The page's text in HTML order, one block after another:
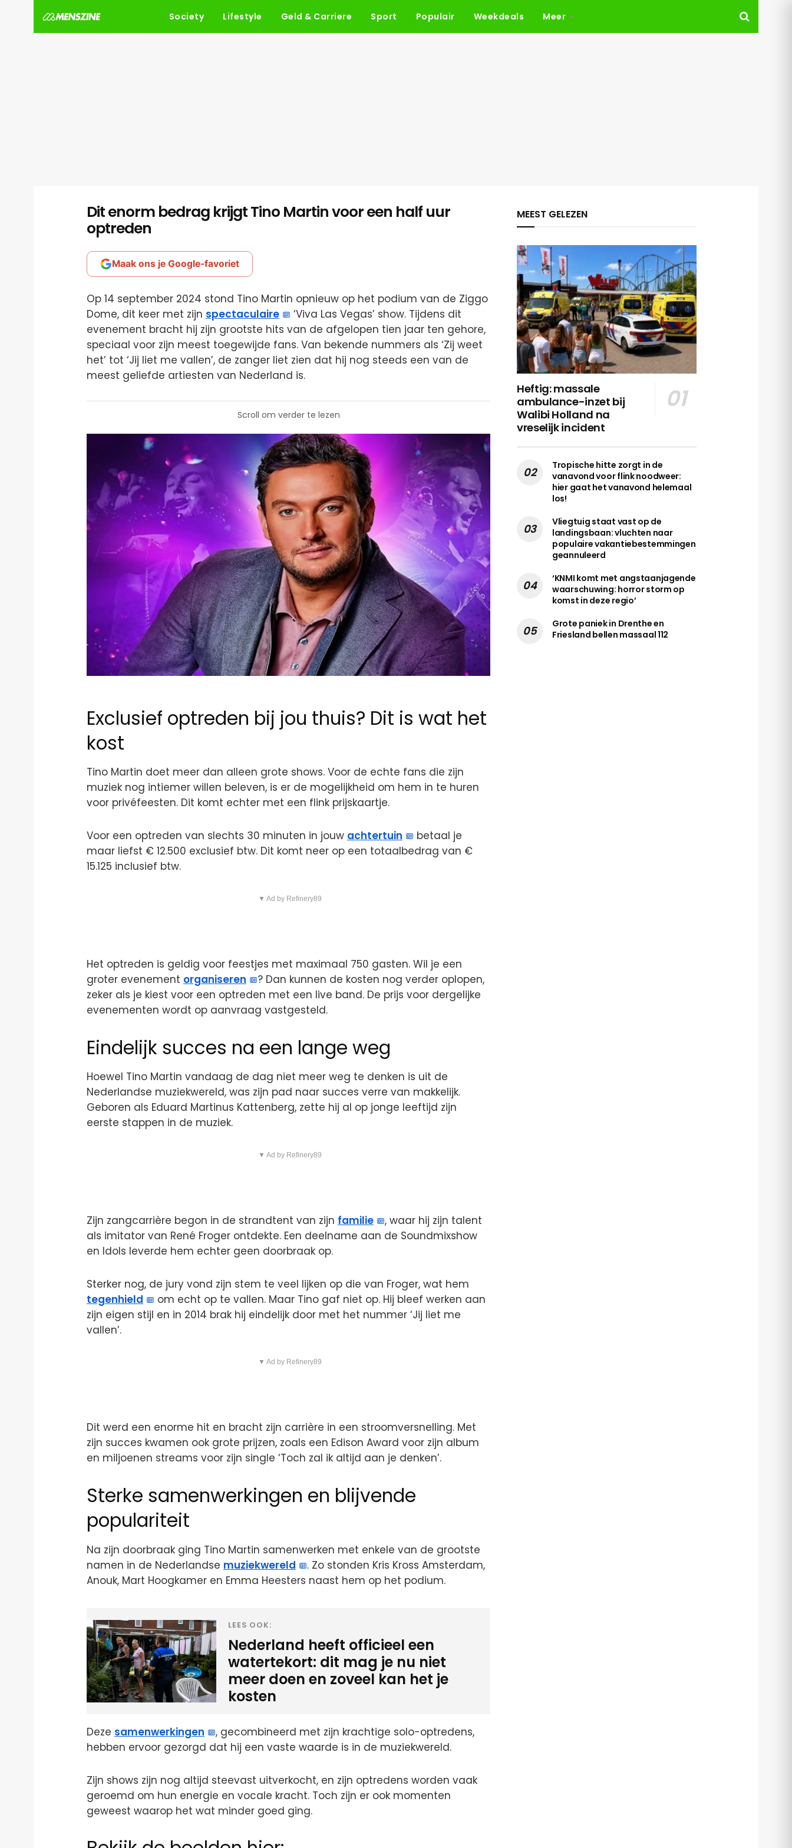
Society Lifestyle Geld & Carriere Sport Populair Weekdeals Meer
Dit enorm bedrag krijgt Tino Martin voor een half uur
optreden
Maak ons je Google-favoriet
Op 14 september 2024 stond Tino Martin opnieuw op het podium van de Ziggo
Dome, dit keer met zijn spectaculaire
‘Viva Las Vegas’ show. Tijdens dit
evenement bracht hij zijn grootste hits van de afgelopen tien jaar ten gehore,
speciaal voor zijn meest toegewijde fans. Van bekende nummers als ‘Zij weet
het’ tot ‘Jij liet me vallen’, de zanger liet zien dat hij nog steeds een van de
meest geliefde artiesten van Nederland is.
Scroll om verder te lezen
Exclusief optreden bij jou thuis? Dit is wat het
kost
Tino Martin doet meer dan alleen grote shows. Voor de echte fans die zijn
muziek nog intiemer willen beleven, is er de mogelijkheid om hem in te huren
voor privéfeesten. Dit komt echter met een flink prijskaartje.
Voor een optreden van slechts 30 minuten in jouw achtertuin
betaal je
maar liefst € 12.500 exclusief btw. Dit komt neer op een totaalbedrag van €
15.125 inclusief btw.
▼ Ad by Refinery89
Het optreden is geldig voor feestjes met maximaal 750 gasten. Wil je een
groter evenement organiseren
? Dan kunnen de kosten nog verder oplopen,
zeker als je kiest voor een optreden met een live band. De prijs voor dergelijke
evenementen wordt op aanvraag vastgesteld.
Eindelijk succes na een lange weg
Hoewel Tino Martin vandaag de dag niet meer weg te denken is uit de
Nederlandse muziekwereld, was zijn pad naar succes verre van makkelijk.
Geboren als Eduard Martinus Kattenberg, zette hij al op jonge leeftijd zijn
eerste stappen in de muziek.
▼ Ad by Refinery89
Zijn zangcarrière begon in de strandtent van zijn familie
, waar hij zijn talent
als imitator van René Froger ontdekte. Een deelname aan de Soundmixshow
en Idols leverde hem echter geen doorbraak op.
Sterker nog, de jury vond zijn stem te veel lijken op die van Froger, wat hem
tegenhield
om echt op te vallen. Maar Tino gaf niet op. Hij bleef werken aan
zijn eigen stijl en in 2014 brak hij eindelijk door met het nummer ‘Jij liet me
vallen’.
▼ Ad by Refinery89
Dit werd een enorme hit en bracht zijn carrière in een stroomversnelling. Met
zijn succes kwamen ook grote prijzen, zoals een Edison Award voor zijn album
en miljoenen streams voor zijn single ‘Toch zal ik altijd aan je denken’.
Sterke samenwerkingen en blijvende
populariteit
Na zijn doorbraak ging Tino Martin samenwerken met enkele van de grootste
namen in de Nederlandse muziekwereld
. Zo stonden Kris Kross Amsterdam,
Anouk, Mart Hoogkamer en Emma Heesters naast hem op het podium.
LEES OOK:
Nederland heeft officieel een
watertekort: dit mag je nu niet
meer doen en zoveel kan het je
kosten
Deze samenwerkingen
, gecombineerd met zijn krachtige solo-optredens,
hebben ervoor gezorgd dat hij een vaste waarde is in de muziekwereld.
Zijn shows zijn nog altijd steevast uitverkocht, en zijn optredens worden vaak
geroemd om hun energie en vocale kracht. Toch zijn er ook momenten
geweest waarop het wat minder goed ging.
MEEST GELEZEN
Heftig: massale
ambulance-inzet bij
Walibi Holland na
vreselijk incident
Tropische hitte zorgt in de
vanavond voor flink noodweer:
hier gaat het vanavond helemaal
los!
Vliegtuig staat vast op de
landingsbaan: vluchten naar
populaire vakantiebestemmingen
geannuleerd
‘KNMI komt met angstaanjagende
waarschuwing: horror storm op
komst in deze regio’
Grote paniek in Drenthe en
Friesland bellen massaal 112